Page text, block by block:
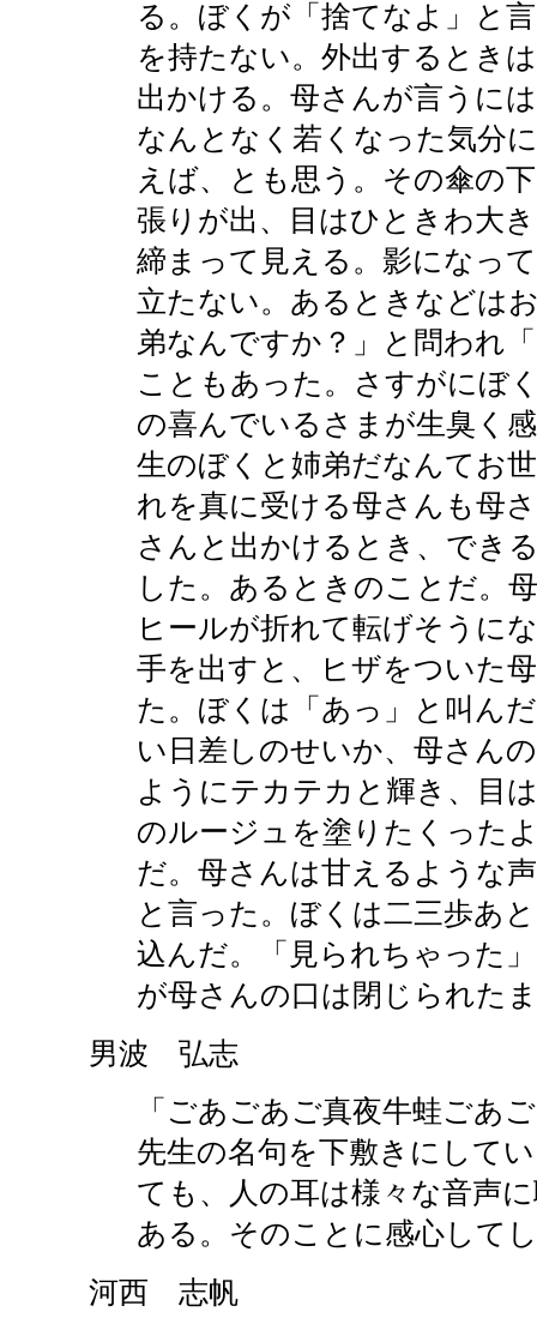
る。ぼくが「捨てなよ」と
を持たない。外出するとき
出かける。母さんが言うに
なんとなく若くなった気分
えば、とも思う。その傘の
張りが出、目はひときわ大
締まって見える。影になっ
立たない。あるときなどは
弟なんですか？」と問われ
こともあった。さすがにぼ
の喜んでいるさまが生臭く
生のぼくと姉弟だなんてお
れを真に受ける母さんも母
さんと出かけるとき、でき
した。あるときのことだ。
ヒールが折れて転げそうに
手を出すと、ヒザをついた
た。ぼくは「あっ」と叫ん
い日差しのせいか、母さん
ようにテカテカと輝き、目
のルージュを塗りたくった
だ。母さんは甘えるような
と言った。ぼくは二三歩あ
込んだ。「見られちゃった
が母さんの口は閉じられた
男波 弘志
「ごあごあご真夜牛蛙ごあ
先生の名句を下敷きにして
ても、人の耳は様々な音声
ある。そのことに感心して
河西 志帆